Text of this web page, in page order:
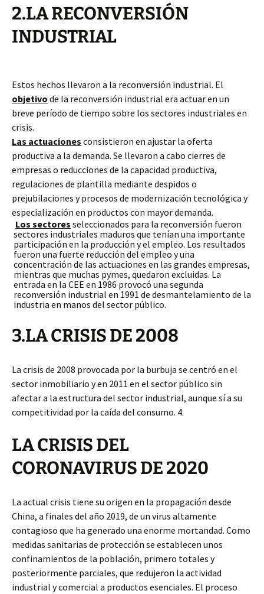
2.LA RECONVERSIÓN
INDUSTRIAL
Estos hechos llevaron a la reconversión industrial. El
objetivo de la reconversión industrial era actuar en un
breve período de tiempo sobre los sectores industriales en
crisis.
Las actuaciones consistieron en ajustar la oferta
productiva a la demanda. Se llevaron a cabo cierres de
empresas o reducciones de la capacidad productiva,
regulaciones de plantilla mediante despidos o
prejubilaciones y procesos de modernización tecnológica y
especialización en productos con mayor demanda.
Los sectores seleccionados para la reconversión fueron
sectores industriales maduros que tenían una importante
participación en la producción y el empleo. Los resultados
fueron una fuerte reducción del empleo y una
concentración de las actuaciones en las grandes empresas,
mientras que muchas pymes, quedaron excluidas. La
entrada en la CEE en 1986 provocó una segunda
reconversión industrial en 1991 de desmantelamiento de la
industria en manos del sector público.
3.LA CRISIS DE 2008
La crisis de 2008 provocada por la burbuja se centró en el
sector inmobiliario y en 2011 en el sector público sin
afectar a la estructura del sector industrial, aunque sí a su
competitividad por la caída del consumo. 4.
LA CRISIS DEL
CORONAVIRUS DE 2020
La actual crisis tiene su origen en la propagación desde
China, a finales del año 2019, de un virus altamente
contagioso que ha generado una enorme mortandad. Como
medidas sanitarias de protección se establecen unos
confinamientos de la población, primero totales y
posteriormente parciales, que redujeron la actividad
industrial y comercial a productos esenciales. El proceso